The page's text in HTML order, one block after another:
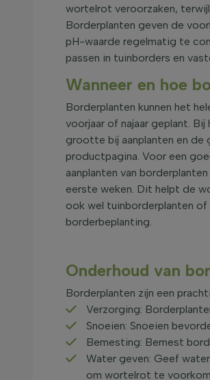
wortelrot veroorzaken,
Borderplanten geven de
pH-waarde regelmatig te
passen in tuinborders en
Wanneer en hoe
Borderplanten kunnen het
voorjaar of najaar geplant.
grootte bij aanplanten en de
productpagina. Voor een
aanplanten van
eerste weken. Dit helpt de
ook wel tuinborderplanten
borderbeplanting.
Onderhoud van
Borderplanten zijn een
Verzorging:
Snoeien: Snoeien
Bemesting: Bemest
Water geven: Geef
om wortelrot te